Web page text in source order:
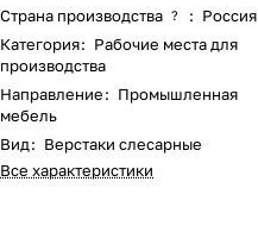
Страна производства ? : Россия
Категория: Рабочие места для
производства
Направление: Промышленная
мебель
Вид: Верстаки слесарные
Все характеристики